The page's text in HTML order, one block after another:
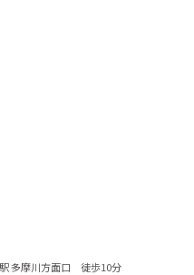
多摩川方面口 徒歩10分